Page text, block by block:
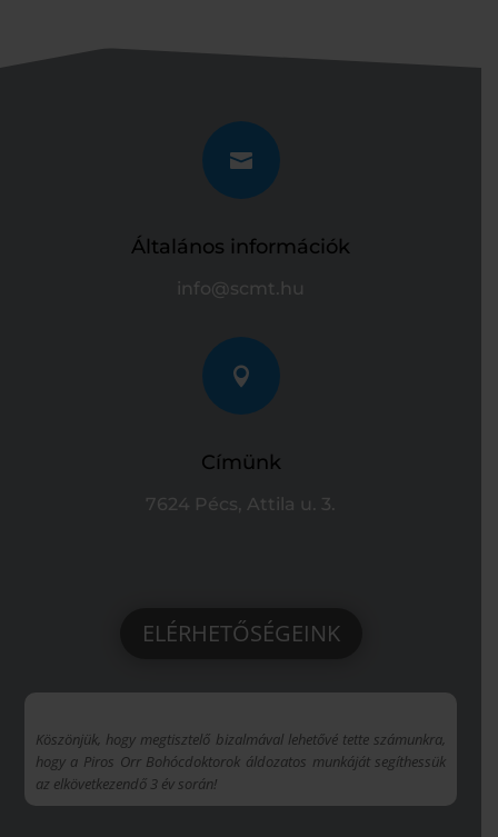

Általános információk
info@scmt.hu

Címünk
7624 Pécs, Attila u. 3.
ELÉRHETŐSÉGEINK
Köszönjük, hogy megtisztelő bizalmával lehetővé tette számunkra,
hogy a Piros Orr Bohócdoktorok áldozatos munkáját segíthessük
az elkövetkezendő 3 év során!